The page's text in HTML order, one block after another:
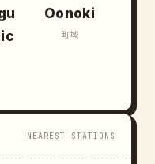
Oonoki
町域
NEAREST STATIONS